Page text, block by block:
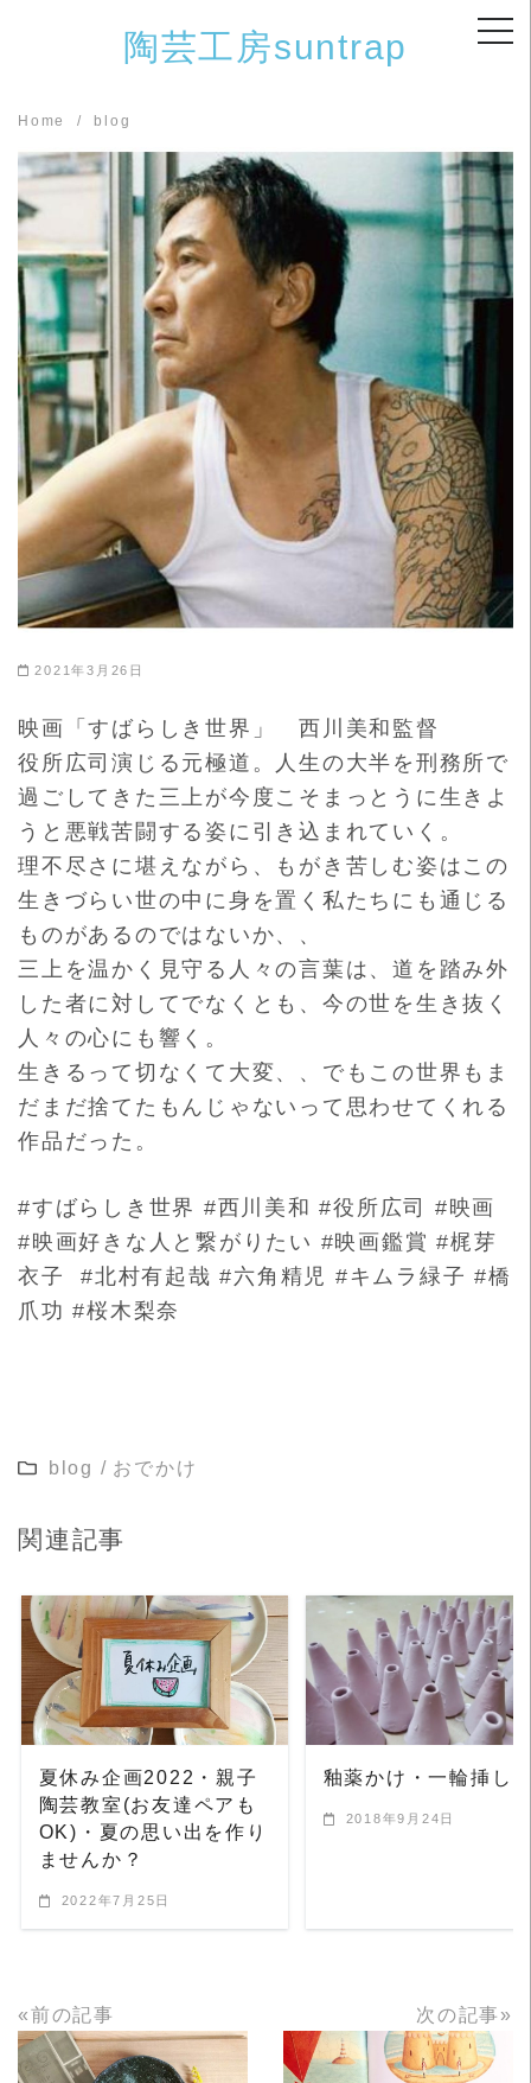
陶芸工房suntrap
Home blog
2021年3月26日
映画「すばらしき世界」 西川美和監督
役所広司演じる元極道。人生の大半を刑務所で
過ごしてきた三上が今度こそまっとうに生きよ
うと悪戦苦闘する姿に引き込まれていく 。
理不尽さに堪えながら、もがき苦しむ姿はこの
生きづらい世の中に身を置く私たちにも通じる
ものがあるのではないか、、
三上を温かく見守る人々の言葉は、道を踏み外
した者に対してでな くとも、今の世を生き抜く
人々の心にも響く。
生きるって切なくて大変、、でもこの世界もま
だまだ捨てたもんじ ゃないって思わせてくれる
作品だった。
#すばらしき世界 #西川美和 #役所広司 #映画
#映画好きな人と繋がりたい #映画鑑賞 #梶芽
衣子 #北村有起哉 #六角精児 #キムラ緑子 #橋
爪功 #桜木梨奈
blog / おでかけ
関連記事
READ MORE
夏休み企画2022・親子
陶芸教室(お友達ペアも
OK)・夏の思い出を作り
ませんか？
2022年7月25日
READ MORE
釉薬かけ・一輪挿し
2018年9月24日
«前の記事 次の記事»